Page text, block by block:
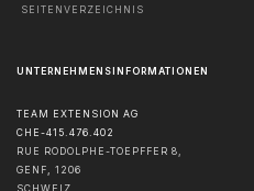
SEITENVERZEICHNIS
UNTERNEHMENSINFORMATIONEN
TEAM EXTENSION AG
CHE-415.476.402
RUE RODOLPHE-TOEPFFER 8,
GENF, 1206